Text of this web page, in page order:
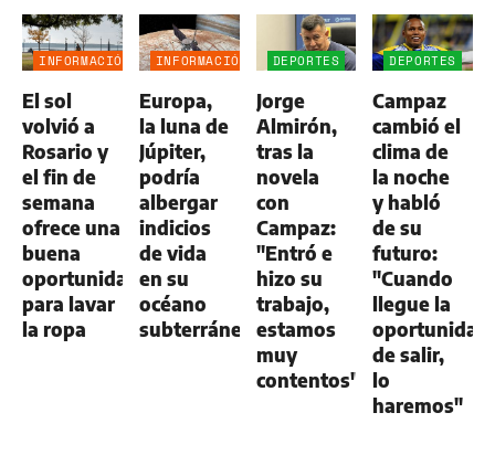
INFORMACIÓN
El sol
volvió a
Rosario y
el fin de
semana
ofrece una
buena
oportunidad
para lavar
la ropa
INFORMACIÓN
Europa,
la luna de
Júpiter,
podría
albergar
indicios
de vida
en su
océano
subterráneo
DEPORTES
Jorge
Almirón,
tras la
novela
con
Campaz:
"Entró e
hizo su
trabajo,
estamos
muy
contentos"
DEPORTES
Campaz
cambió el
clima de
la noche
y habló
de su
futuro:
"Cuando
llegue la
oportunidad
de salir,
lo
haremos"